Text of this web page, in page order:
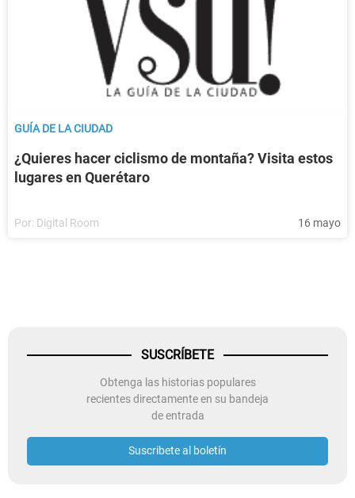
GUÍA DE LA CIUDAD
¿Quieres hacer ciclismo de montaña? Visita estos
lugares en Querétaro
Por: Digital Room 16 mayo
SUSCRÍBETE
Obtenga las historias populares
recientes directamente en su bandeja
de entrada
Suscribete al boletín